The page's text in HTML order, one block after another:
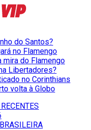
do Santos?
no Flamengo
mira do Flamengo
Libertadores?
no Corinthians
volta à Globo